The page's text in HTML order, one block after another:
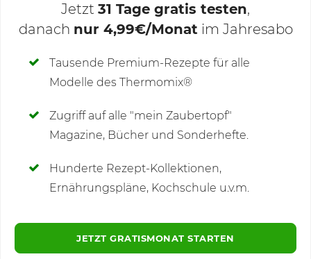
Deine Notizen
Jetzt 31 Tage gratis testen,
danach nur 4,99€/Monat im Jahresabo
Tausende Premium-Rezepte für alle
Modelle des Thermomix®
Zugriff auf alle "mein Zaubertopf"
Magazine, Bücher und Sonderhefte.
Hunderte Rezept-Kollektionen,
Ernährungspläne, Kochschule u.v.m.
JETZT GRATISMONAT STARTEN
Kommentare(24)